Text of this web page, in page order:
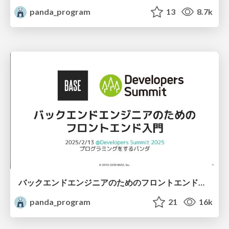
panda_program 13 8.7k
バックエンドエンジニアのためのフロントエンド入門 #devsumiC
panda_program
21 16k